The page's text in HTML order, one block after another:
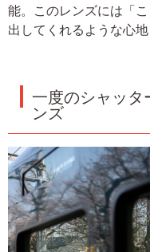
能。このレンズには「
出してくれるような心地
一度のシャッタ
ンズ